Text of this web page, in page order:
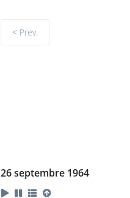
< Prev.
26 septembre 1964